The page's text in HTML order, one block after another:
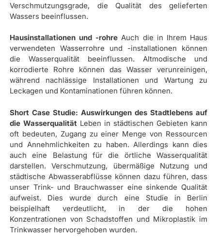
Verschmutzungsgrade, die Qualität des gelieferten
Wassers beeinflussen.
Hausinstallationen und -rohre Auch die in Ihrem Haus
verwendeten Wasserrohre und -installationen können
die Wasserqualität beeinflussen. Altmodische und
korrodierte Rohre können das Wasser verunreinigen,
während nachlässige Installationen und Wartung zu
Leckagen und Kontaminationen führen können.
Short Case Studie: Auswirkungen des Stadtlebens auf
die Wasserqualität Leben in städtischen Gebieten kann
oft bedeuten, Zugang zu einer Menge von Ressourcen
und Annehmlichkeiten zu haben. Allerdings kann dies
auch eine Belastung für die örtliche Wasserqualität
darstellen. Verschmutzung, übermäßige Nutzung und
städtische Abwasserabflüsse können dazu führen, dass
unser Trink- und Brauchwasser eine sinkende Qualität
aufweist. Dies wurde durch eine Studie in Berlin
beispielhaft verdeutlicht, in der die hohen
Konzentrationen von Schadstoffen und Mikroplastik im
Trinkwasser hervorgehoben wurden.